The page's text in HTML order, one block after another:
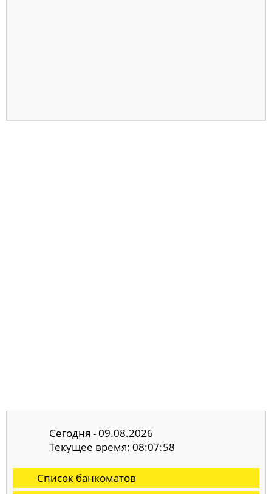
Сегодня - 09.08.2026
Текущее время: 08:07:59
Список банкоматов